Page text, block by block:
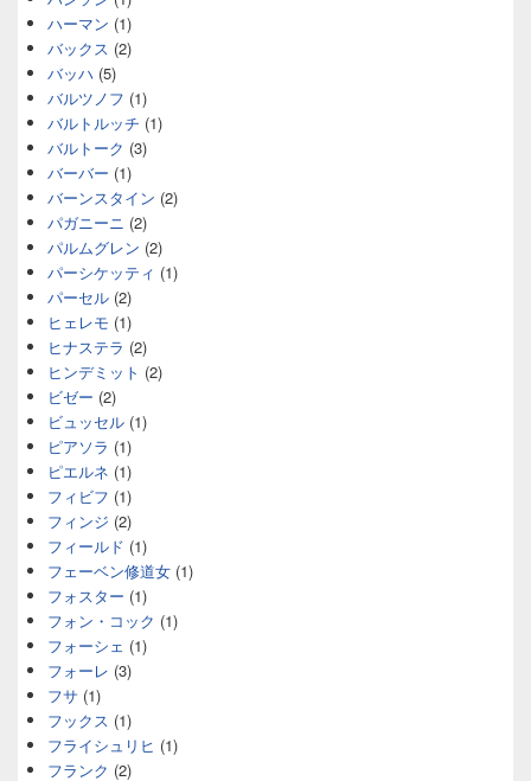
ハーマン (1)
バックス (2)
バッハ (5)
バルツノフ (1)
バルトルッチ (1)
バルトーク (3)
バーバー (1)
バーンスタイン (2)
パガニーニ (2)
パルムグレン (2)
パーシケッティ (1)
パーセル (2)
ヒェレモ (1)
ヒナステラ (2)
ヒンデミット (2)
ビゼー (2)
ビュッセル (1)
ピアソラ (1)
ピエルネ (1)
フィビフ (1)
フィンジ (2)
フィールド (1)
フェーベン修道女 (1)
フォスター (1)
フォン・コック (1)
フォーシェ (1)
フォーレ (3)
フサ (1)
フックス (1)
フライシュリヒ (1)
フランク (2)